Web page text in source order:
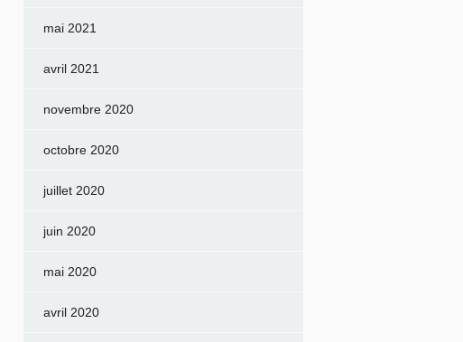
mai 2021
avril 2021
novembre 2020
octobre 2020
juillet 2020
juin 2020
mai 2020
avril 2020